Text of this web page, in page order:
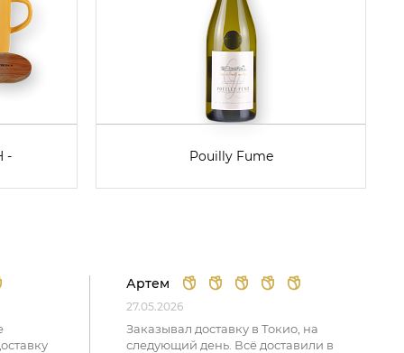
- Pouilly Fume
Артем
27.05.2026
Заказывал доставку в Токио, на
следующий день. Всё доставили в